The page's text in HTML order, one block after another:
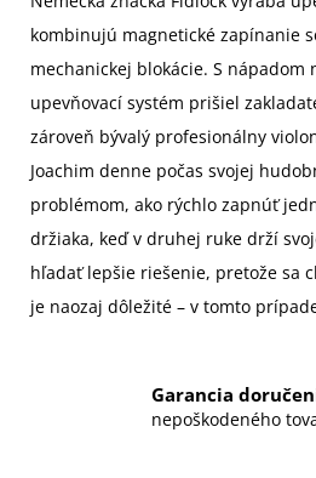
kombinujú magnetické zapínanie
mechanickej blokácie. S nápadom
upevňovací systém prišiel
zároveň bývalý profesionálny
Joachim denne počas svojej
problémom, ako rýchlo zapnúť
držiaka, keď v druhej ruke drží
hľadať lepšie riešenie, pretože sa
je naozaj dôležité – v tomto
Garancia
nepoškodeného